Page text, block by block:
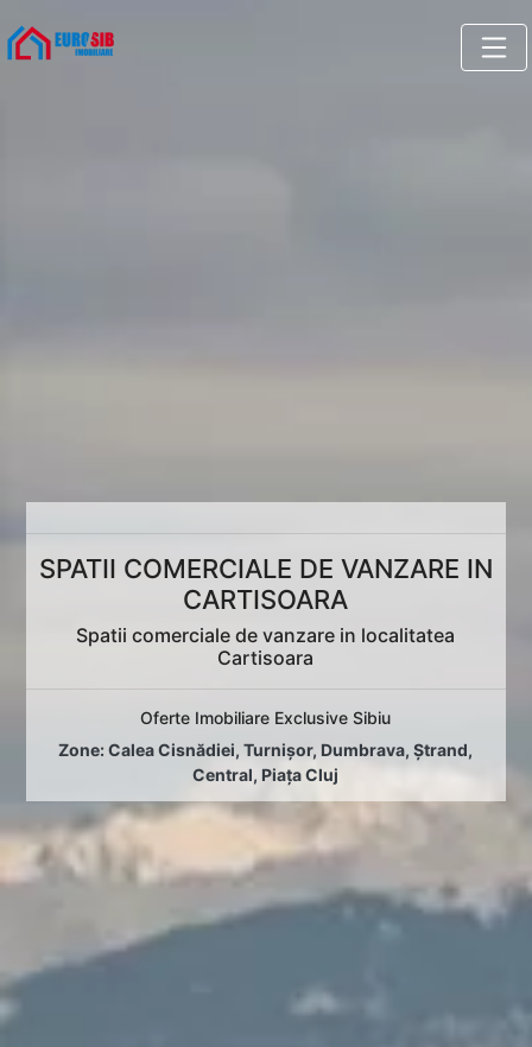
SPATII COMERCIALE DE VANZARE IN
CARTISOARA
Spatii comerciale de vanzare in localitatea
Cartisoara
Oferte Imobiliare Exclusive Sibiu
Zone:Calea Cisnădiei,Turnișor, Dumbrava,Ștrand,
Central, Piața Cluj